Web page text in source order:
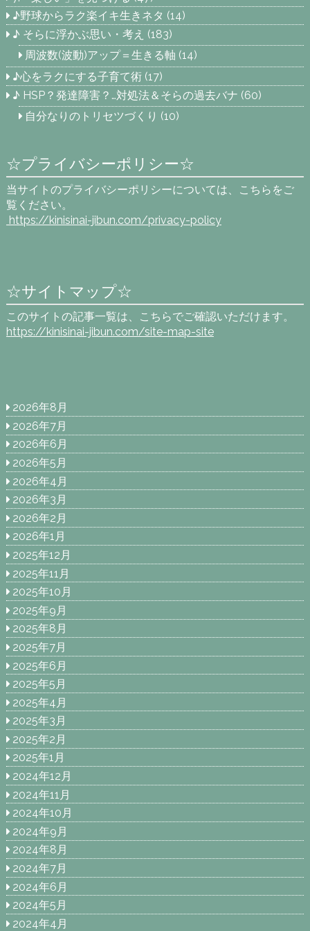
♪野球からラク楽イキ生きネタ (14)
♪ そらに浮かぶ思い・考え (183)
周波数(波動)アップ＝生きる軸 (14)
♪心をラクにする子育て術 (17)
♪ HSP？発達障害？…対処法＆そらの過去バナ (60)
自分なりのトリセツづくり (10)
☆プライバシーポリシー☆
当サイトのプライバシーポリシーについては、こちらをご
覧ください。
https://kinisinai-jibun.com/privacy-policy
☆サイトマップ☆
このサイトの記事一覧は、こちらでご確認いただけます。
https://kinisinai-jibun.com/site-map-site
2026年8月
2026年7月
2026年6月
2026年5月
2026年4月
2026年3月
2026年2月
2026年1月
2025年12月
2025年11月
2025年10月
2025年9月
2025年8月
2025年7月
2025年6月
2025年5月
2025年4月
2025年3月
2025年2月
2025年1月
2024年12月
2024年11月
2024年10月
2024年9月
2024年8月
2024年7月
2024年6月
2024年5月
2024年4月